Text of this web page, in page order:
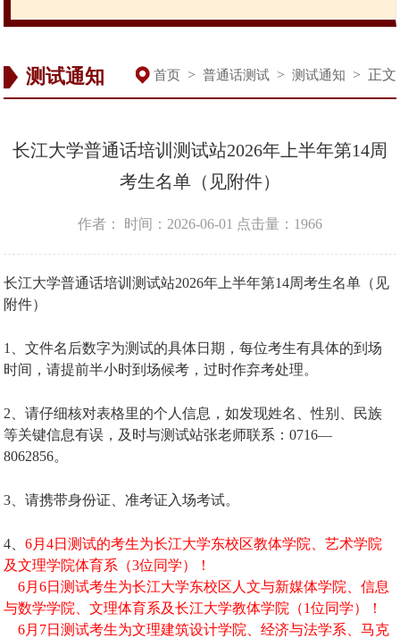
测试通知 首页 > 普通话测试 > 测试通知 > 正文
长江大学普通话培训测试站2026年上半年第14周
考生名单（见附件）
作者： 时间：2026-06-01 点击量： 1966
长江大学普通话培训测试站2026年上半年第14周考生名单（见
附件）
1、文件名后数字为测试的具体日期，每位考生有具体的到场
时间，请提前半小时到场候考，过时作弃考处理。
2、请仔细核对表格里的个人信息，如发现姓名、性别、民族
等关键信息有误，及时与测试站张老师联系：0716—
8062856。
3 、请携带身份证、准考证入场考试。
4、6月4日测试的考生为长江大学东校区教体学院、艺术学院
及文理学院体育系（3位同学）！
6月6日测试考生为长江大学东校区人文与新媒体学院、信息
与数学学院、文理体育系及长江大学教体学院（1位同学）！
6月7日测试考生为文理建筑设计学院、经济与法学系、马克